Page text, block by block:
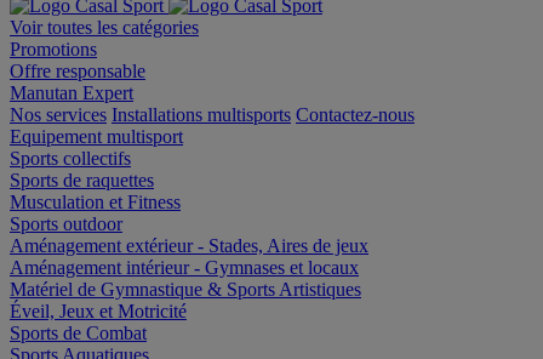
Voir toutes les catégories
Promotions
Offre responsable
Manutan Expert
Nos services Installations multisports Contactez-nous
Equipement multisport
Sports collectifs
Sports de raquettes
Musculation et Fitness
Sports outdoor
Aménagement extérieur - Stades, Aires de jeux
Aménagement intérieur - Gymnases et locaux
Matériel de Gymnastique & Sports Artistiques
Éveil, Jeux et Motricité
Sports de Combat
Sports Aquatiques